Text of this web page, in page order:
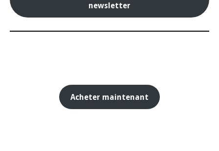
newsletter
Acheter maintenant